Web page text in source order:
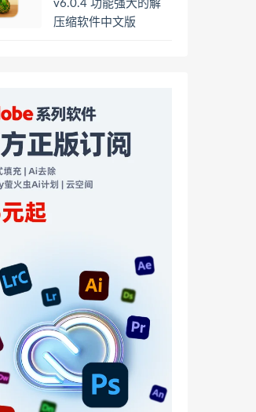
v6.0.4 功能强大的解
压缩软件中文版